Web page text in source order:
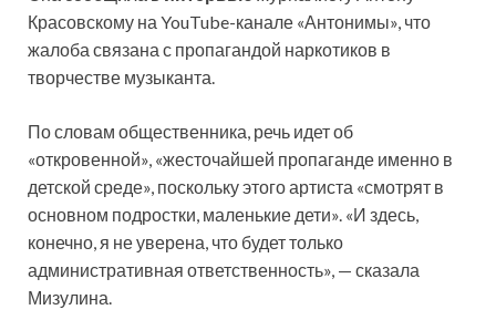
Красовскому на YouTube-канале «Антонимы», что
жалоба связана с пропагандой наркотиков в
творчестве музыканта.
По словам общественника, речь идет об
«откровенной», «жесточайшей пропаганде именно в
детской среде», поскольку этого артиста «смотрят в
основном подростки, маленькие дети». «И здесь,
конечно, я не уверена, что будет только
административная ответственность», — сказала
Мизулина.